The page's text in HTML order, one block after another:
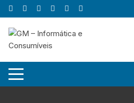
Skip
to
content